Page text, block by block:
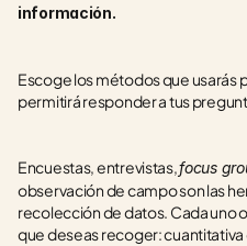
información.
Escoge los métodos que usarás
permitirá responder a tus
Encuestas, entrevistas, focus
observación de campo son las
recolección de datos. Cada uno
que deseas recoger: cuantitativa